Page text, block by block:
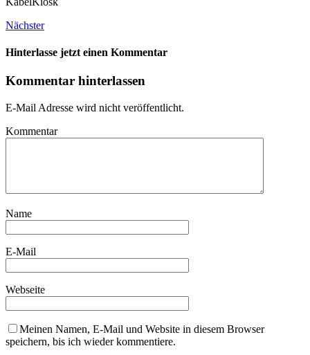
Nächster
Hinterlasse jetzt einen Kommentar
Kommentar hinterlassen
E-Mail Adresse wird nicht veröffentlicht.
Kommentar
Name
E-Mail
Webseite
Meinen Namen, E-Mail und Website in diesem Browser
speichern, bis ich wieder kommentiere.